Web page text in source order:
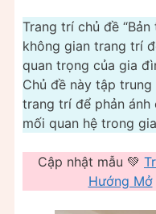
Trang trí chủ đề
không gian trang trí
quan trọng của gia
Chủ đề này tập
trang trí để phản
mối quan hệ trong
Cập nhật mẫu 💚
Hướng Mở